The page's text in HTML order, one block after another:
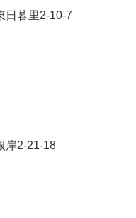
日暮里2-10-7
岸2-21-18